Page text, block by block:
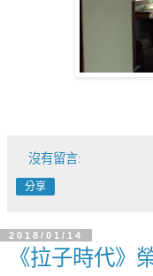
沒有留言:
分享
2018/01/14
《拉子時代》